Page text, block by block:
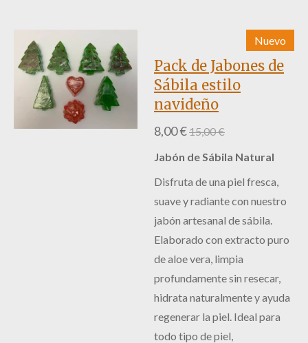
Nuevo
Pack de Jabones de
Sábila estilo
navideño
8,00 €15,00 €
Jabón de Sábila Natural
Disfruta de una piel fresca,
suave y radiante con nuestro
jabón artesanal de sábila.
Elaborado con extracto puro
de aloe vera, limpia
profundamente sin resecar,
hidrata naturalmente y ayuda
regenerar la piel. Ideal para
todo tipo de piel,